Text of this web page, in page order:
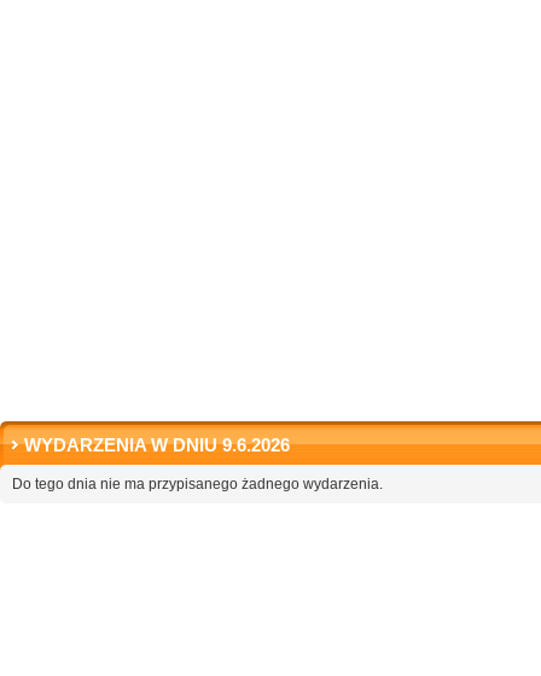
WYDARZENIA W DNIU 9.6.2026
Do tego dnia nie ma przypisanego żadnego wydarzenia.